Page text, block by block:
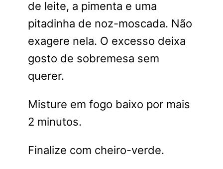
de leite, a pimenta e uma
pitadinha de noz-moscada. Não
exagere nela. O excesso deixa
gosto de sobremesa sem
querer.
Misture em fogo baixo por mais
2 minutos.
Finalize com cheiro-verde.